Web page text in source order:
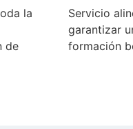
la
de
Servicio
garantizar
formación